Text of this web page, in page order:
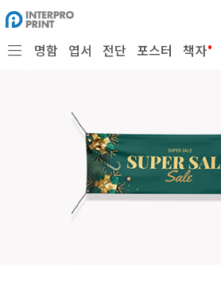
명함 엽서 전단 포스터 책자•